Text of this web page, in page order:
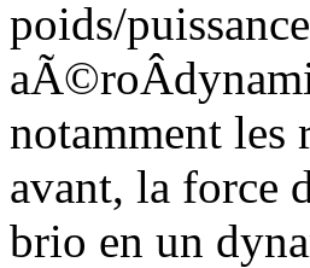
poids/
notamment
avant, la force
brio en un